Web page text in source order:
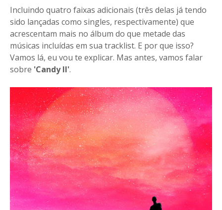
Incluindo quatro faixas adicionais (três delas já tendo
sido lançadas como singles, respectivamente) que
acrescentam mais no álbum do que metade das
músicas incluídas em sua tracklist. E por que isso?
Vamos lá, eu vou te explicar. Mas antes, vamos falar
sobre 'Candy II'.